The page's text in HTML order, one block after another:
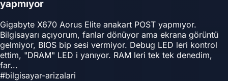
yapmıyor
Gigabyte X670 Aorus Elite anakart POST yapmıyor.
Bilgisayarı açıyorum, fanlar dönüyor ama ekrana görüntü
gelmiyor, BIOS bip sesi vermiyor. Debug LED leri kontrol
ettim, "DRAM" LED i yanıyor. RAM leri tek tek denedim,
far...
#bilgisayar-arizalari